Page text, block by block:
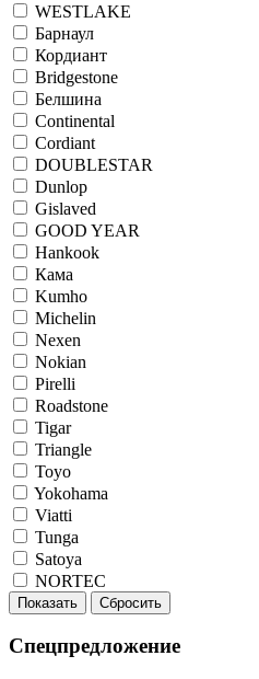
WESTLAKE
Барнаул
Кордиант
Bridgestone
Белшина
Continental
Cordiant
DOUBLESTAR
Dunlop
Gislaved
GOOD YEAR
Hankook
Кама
Kumho
Michelin
Nexen
Nokian
Pirelli
Roadstone
Tigar
Triangle
Toyo
Yokohama
Viatti
Tunga
Satoya
NORTEC
Показать Сбросить
Спецпредложение